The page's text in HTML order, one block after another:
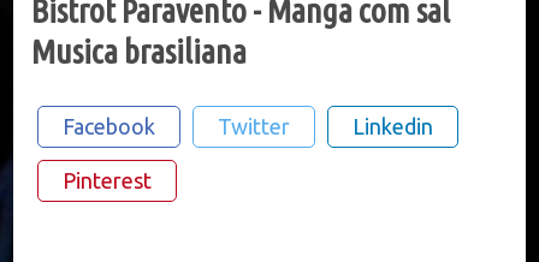
Bistrot Paravento - Manga com sal
Musica brasiliana
Facebook Twitter Linkedin
Pinterest